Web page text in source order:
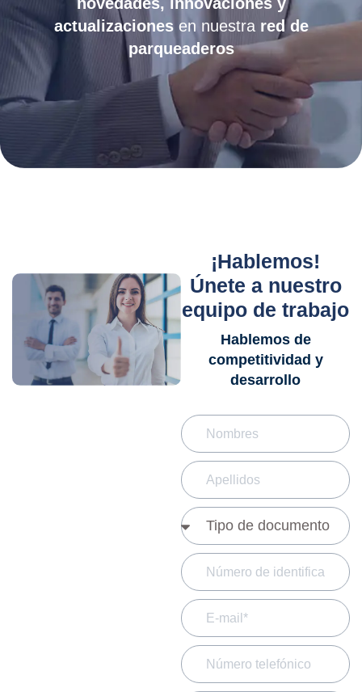
actualizaciones en nuestra red de
parqueaderos
¡Hablemos!
Únete a nuestro
equipo de trabajo
Hablemos de
competitividad y
desarrollo